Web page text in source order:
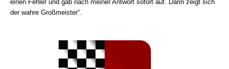
einen Fehler und gab nach meiner Antwort sofort auf. Darin zeigt sich
der wahre Großmeister“.